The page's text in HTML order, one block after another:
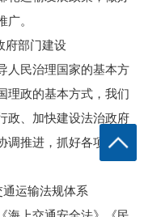
广。
府部门建设
人民治理国家的基本方
理政的基本方式，我们
政、加快建设法治政府
调推进，抓好各项任务
运输法规体系